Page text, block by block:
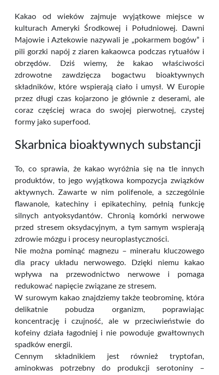
Kakao od wieków zajmuje wyjątkowe miejsce w
kulturach Ameryki Środkowej i Południowej. Dawni
Majowie i Aztekowie nazywali je „pokarmem bogów” i
pili gorzki napój z ziaren kakaowca podczas rytuałów i
obrzędów. Dziś wiemy, że kakao właściwości
zdrowotne zawdzięcza bogactwu bioaktywnych
składników, które wspierają ciało i umysł. W Europie
przez długi czas kojarzono je głównie z deserami, ale
coraz częściej wraca do swojej pierwotnej, czystej
formy jako superfood.
Skarbnica bioaktywnych substancji
To, co sprawia, że kakao wyróżnia się na tle innych
produktów, to jego wyjątkowa kompozycja związków
aktywnych. Zawarte w nim polifenole, a szczególnie
flawanole, katechiny i epikatechiny, pełnią funkcję
silnych antyoksydantów. Chronią komórki nerwowe
przed stresem oksydacyjnym, a tym samym wspierają
zdrowie mózgu i procesy neuroplastyczności.
Nie można pominąć magnezu – minerału kluczowego
dla pracy układu nerwowego. Dzięki niemu kakao
wpływa na przewodnictwo nerwowe i pomaga
redukować napięcie związane ze stresem.
W surowym kakao znajdziemy także teobrominę, która
delikatnie pobudza organizm, poprawiając
koncentrację i czujność, ale w przeciwieństwie do
kofeiny działa łagodniej i nie powoduje gwałtownych
spadków energii.
Cennym składnikiem jest również tryptofan,
aminokwas potrzebny do produkcji serotoniny –